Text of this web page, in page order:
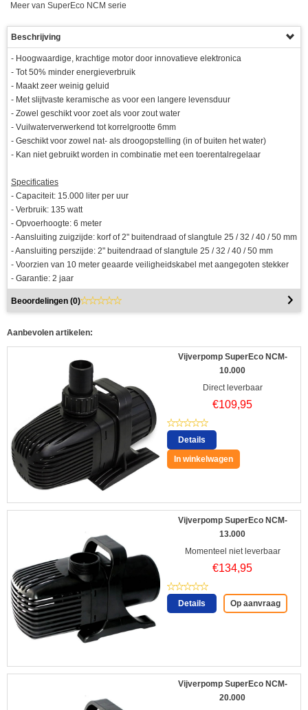
Meer van SuperEco NCM serie
Beschrijving
- Hoogwaardige, krachtige motor door innovatieve elektronica
- Tot 50% minder energieverbruik
- Maakt zeer weinig geluid
- Met slijtvaste keramische as voor een langere levensduur
- Zowel geschikt voor zoet als voor zout water
- Vuilwaterverwerkend tot korrelgrootte 6mm
- Geschikt voor zowel nat- als droogopstelling (in of buiten het water)
- Kan niet gebruikt worden in combinatie met een toerentalregelaar
Specificaties
- Capaciteit: 15.000 liter per uur
- Verbruik: 135 watt
- Opvoerhoogte: 6 meter
- Aansluiting zuigzijde: korf of 2" buitendraad of slangtule 25 / 32 / 40 / 50 mm
- Aansluiting perszijde: 2" buitendraad of slangtule 25 / 32 / 40 / 50 mm
- Voorzien van 10 meter geaarde veiligheidskabel met aangegoten stekker
- Garantie: 2 jaar
Beoordelingen (0)
Aanbevolen artikelen:
Vijverpomp SuperEco NCM-
10.000
Direct leverbaar
€109,95
Details
In winkelwagen
Vijverpomp SuperEco NCM-
13.000
Momenteel niet leverbaar
€134,95
Details Op aanvraag
Vijverpomp SuperEco NCM-
20.000